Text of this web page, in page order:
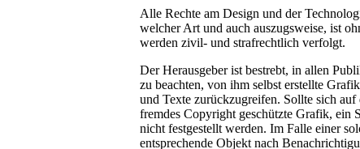
Alle Rechte am Design und der
welcher Art und auch auszugsweise, ist
werden zivil- und strafrechtlich verfolgt.
Der Herausgeber ist bestrebt, in allen
zu beachten, von ihm selbst erstellte
und Texte zurückzugreifen. Sollte sich
fremdes Copyright geschützte Grafik, ein
nicht festgestellt werden. Im Falle einer
entsprechende Objekt nach